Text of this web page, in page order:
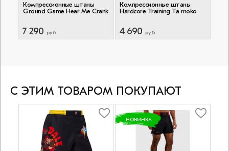
Компрессионные штаны
Ground Game Hear Me Crank
7 290 руб
Компрессионные штаны
Hardcore Training Ta moko
4 690 руб
С ЭТИМ ТОВАРОМ ПОКУПАЮТ
НОВИНКА